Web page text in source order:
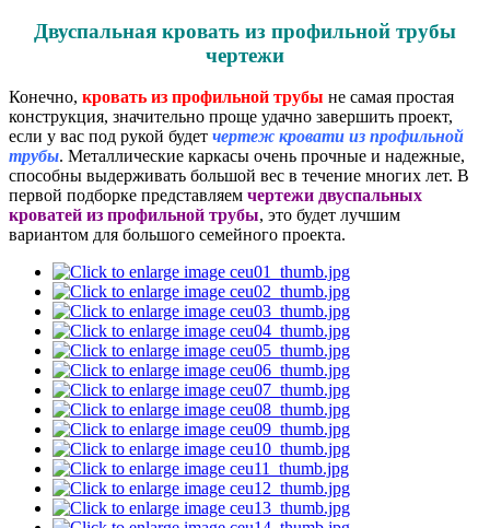
Двуспальная кровать из профильной трубы
чертежи
Конечно, кровать из профильной трубы не самая простая
конструкция, значительно проще удачно завершить проект,
если у вас под рукой будет чертеж кровати из профильной
трубы. Металлические каркасы очень прочные и надежные,
способны выдерживать большой вес в течение многих лет. В
первой подборке представляем чертежи двуспальных
кроватей из профильной трубы, это будет лучшим
вариантом для большого семейного проекта.